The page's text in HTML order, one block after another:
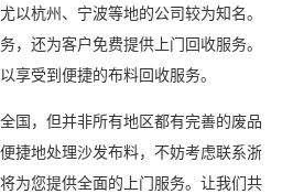
以杭州、宁波等地的公司较为知名。
，还为客户免费提供上门回收服务。
享受到便捷的布料回收服务。
国，但并非所有地区都有完善的废品
捷地处理沙发布料，不妨考虑联系浙
为您提供全面的上门服务。让我们共